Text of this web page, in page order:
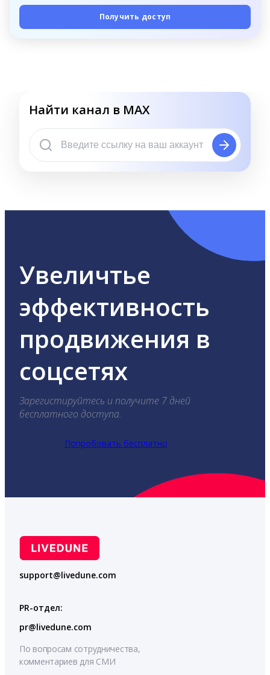
Получить доступ
Найти канал в MAX
Увеличтье
эффективность
продвижения в
соцсетях
Зарегистируйтесь и получите 7 дней
бесплатного доступа.
Попробовать бесплатно
support@livedune.com
PR-отдел:
pr@livedune.com
По вопросам сотрудничества,
комментариев для СМИ